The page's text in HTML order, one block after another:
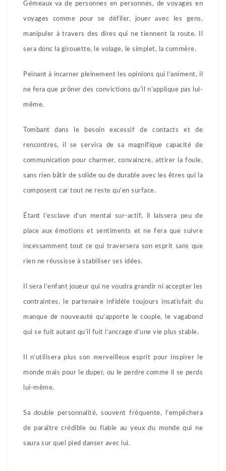
Gémeaux va de personnes en personnes, de voyages en
voyages comme pour se défiler, jouer avec les gens,
manipuler à travers des dires qui ne tiennent la route. Il
sera donc la girouette, le volage, le simplet, la commère.
Peinant à incarner pleinement les opinions qui l’animent, il
ne fera que prôner des convictions qu’il n’applique pas lui-
même.
Tombant dans le besoin excessif de contacts et de
rencontres, il se servira de sa magnifique capacité de
communication pour charmer, convaincre, attirer la foule,
sans rien bâtir de solide ou de durable avec les êtres qui la
composent car tout ne reste qu’en surface.
Étant l’esclave d’un mental sur-actif, il laissera peu de
place aux émotions et sentiments et ne fera que suivre
incessamment tout ce qui traversera son esprit sans que
rien ne réussisse à stabiliser ses idées.
Il sera l’enfant joueur qui ne voudra grandir ni accepter les
contraintes, le partenaire infidèle toujours insatisfait du
manque de nouveauté qu’apporte le couple, le vagabond
qui se fuit autant qu’il fuit l’ancrage d’une vie plus stable.
Il n’utilisera plus son merveilleux esprit pour inspirer le
monde mais pour le duper, ou le perdre comme il se perds
lui-même.
Sa double personnalité, souvent fréquente, l’empêchera
de paraître crédible ou fiable au yeux du monde qui ne
saura sur quel pied danser avec lui.